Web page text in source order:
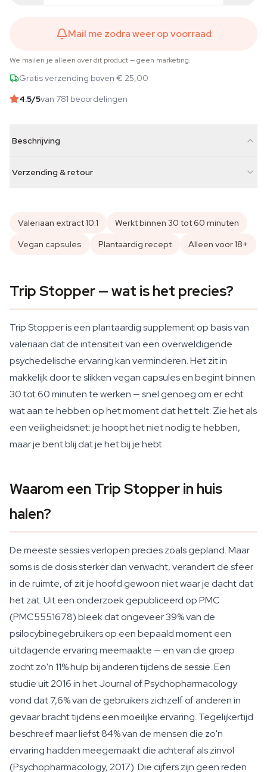
Mail me zodra weer op voorraad
We mailen je alleen over dit product — geen marketing.
Gratis verzending boven € 25,00
4.5/5van 781 beoordelingen
Beschrijving
Verzending & retour
Valeriaan extract 10:1
Werkt binnen 30 tot 60 minuten
Vegan capsules
Plantaardig recept Alleen voor 18+
Trip Stopper — wat is het precies?
Trip Stopper is een plantaardig supplement op basis van
valeriaan dat de intensiteit van een overweldigende
psychedelische ervaring kan verminderen. Het zit in
makkelijk door te slikken vegan capsules en begint binnen
30 tot 60 minuten te werken — snel genoeg om er echt
wat aan te hebben op het moment dat het telt. Zie het als
een veiligheidsnet: je hoopt het niet nodig te hebben,
maar je bent blij dat je het bij je hebt.
Waarom een Trip Stopper in huis
halen?
De meeste sessies verlopen precies zoals gepland. Maar
soms is de dosis sterker dan verwacht, verandert de sfeer
in de ruimte, of zit je hoofd gewoon niet waar je dacht dat
het zat. Uit een onderzoek gepubliceerd op PMC
(PMC5551678) bleek dat ongeveer 39% van de
psilocybinegebruikers op een bepaald moment een
uitdagende ervaring meemaakte — en van die groep
zocht zo'n 11% hulp bij anderen tijdens de sessie. Een
studie uit 2016 in het Journal of Psychopharmacology
vond dat 7,6% van de gebruikers zichzelf of anderen in
gevaar bracht tijdens een moeilijke ervaring. Tegelijkertijd
beschreef maar liefst 84% van de mensen die zo'n
ervaring hadden meegemaakt die achteraf als zinvol
(Psychopharmacology, 2017). Die cijfers zijn geen reden